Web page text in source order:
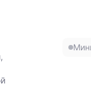
максимальной